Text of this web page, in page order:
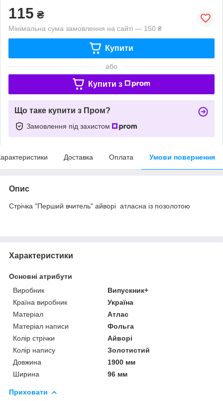
115 ₴
Мінімальна сума замовлення на сайті — 150 ₴
Купити
або
Купити з
Що таке купити з Пром?
Замовлення під захистом
Доставка Оплата Умови повернення
Опис
Стрічка "Перший вчитель" айворі атласна із позолотою
Характеристики
Основні атрибути
Виробник
Випускник+
Країна виробник
Україна
Матеріал
Атлас
Матеріал написи
Фольга
Колір стрічки
Айворі
Колір напису
Золотистий
Довжина
1900 мм
Ширина
96 мм
Приховати